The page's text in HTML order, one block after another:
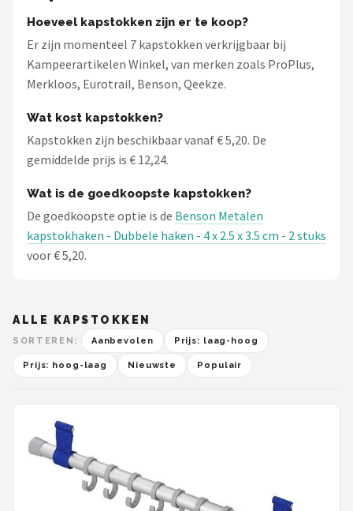
Hoeveel kapstokken zijn er te koop?
Er zijn momenteel 7 kapstokken verkrijgbaar bij
Kampeerartikelen Winkel, van merken zoals ProPlus,
Merkloos, Eurotrail, Benson, Qeekze.
Wat kost kapstokken?
Kapstokken zijn beschikbaar vanaf € 5,20. De
gemiddelde prijs is € 12,24.
Wat is de goedkoopste kapstokken?
De goedkoopste optie is de Benson Metalen
kapstokhaken - Dubbele haken - 4 x 2.5 x 3.5 cm - 2 stuks
voor € 5,20.
ALLE KAPSTOKKEN
SORTEREN: Aanbevolen Prijs: laag-hoog
Prijs: hoog-laag Nieuwste Populair